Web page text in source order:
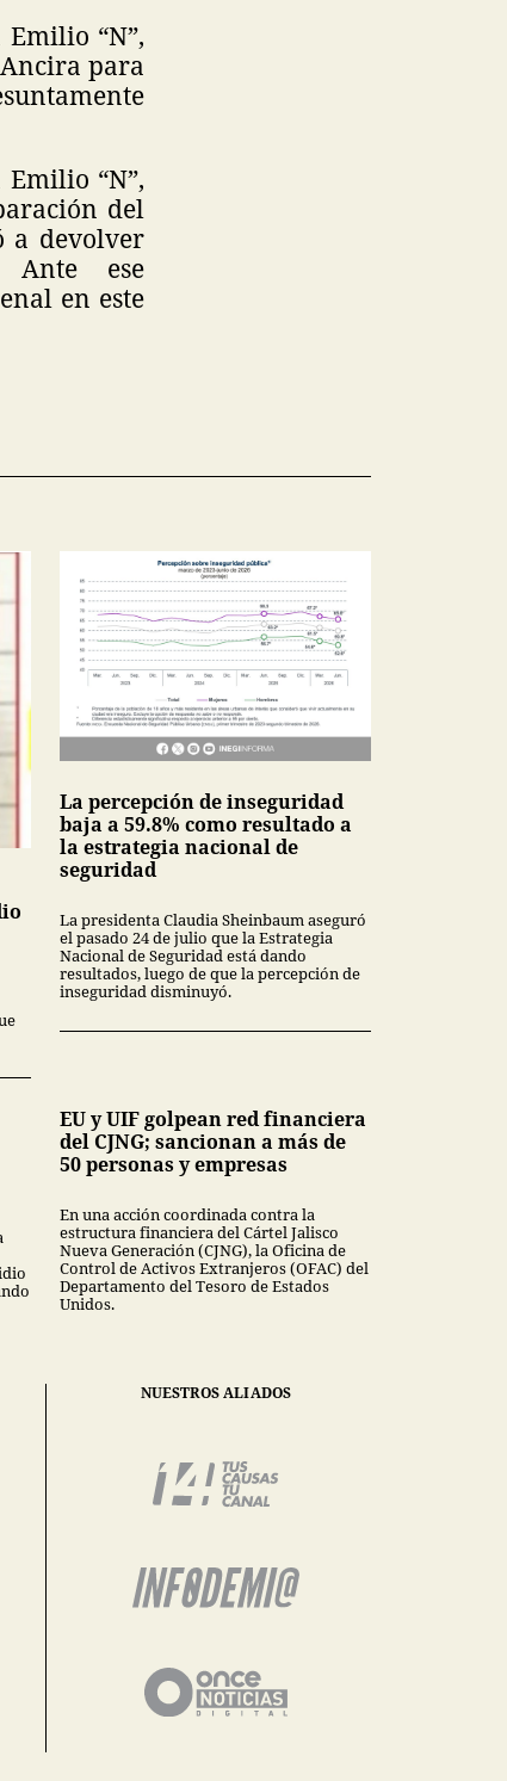
“N”,
para
“N”,
del
a devolver
Ante ese
en este
La percepción de inseguridad
baja a 59.8% como resultado a
la estrategia nacional de
seguridad
La presidenta Claudia Sheinbaum aseguró
el pasado 24 de julio que la Estrategia
Nacional de Seguridad está dando
resultados, luego de que la percepción de
inseguridad disminuyó.
EU y UIF golpean red financiera
del CJNG; sancionan a más de
50 personas y empresas
En una acción coordinada contra la
estructura financiera del Cártel Jalisco
Nueva Generación (CJNG), la Oficina de
Control de Activos Extranjeros (OFAC) del
Departamento del Tesoro de Estados
Unidos.
NUESTROS ALIADOS